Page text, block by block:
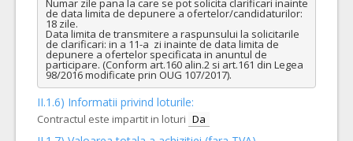
de data limita de depunere a ofertelor/candidaturilor:
18 zile.
Data limita de transmitere a raspunsului la solicitarile
de clarificari: in a 11-a  zi inainte de data limita de
depunere a ofertelor specificata in anuntul de
participare. (Conform art.160 alin.2 si art.161 din Legea
98/2016 modificate prin OUG 107/2017).
II.1.6) Informatii privind loturile:
Contractul este impartit in loturi Da